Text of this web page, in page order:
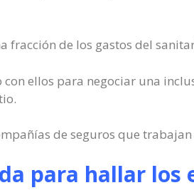
fracción de los gastos del
ellos para negociar una
de seguros que
para hallar los